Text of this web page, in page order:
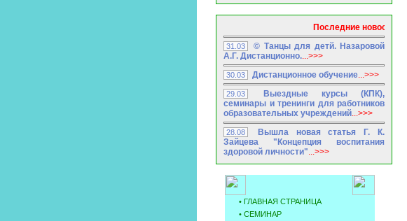
Последние новости
31.03
© Танцы для детй. Назаровой
А.Г. Дистанционно....>>>
30.03 Дистанционное обучение...>>>
29.03
Выездные курсы (КПК),
семинары и тренинги для работников
образовательных учреждений...>>>
28.08
Вышла новая статья Г. К.
Зайцева "Концепция воспитания
здоровой личности"...>>>
• ГЛАВНАЯ СТРАНИЦА
• СЕМИНАР